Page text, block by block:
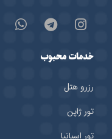
خدمات محبوب
رزرو هتل‌
تور ژاپن
تور اسپانیا